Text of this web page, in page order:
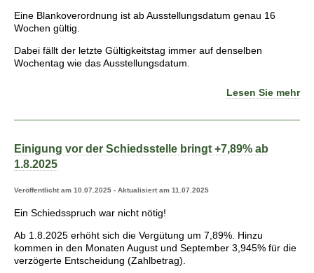
Eine Blankoverordnung ist ab Ausstellungsdatum genau 16
Wochen gültig.
Dabei fällt der letzte Gültigkeitstag immer auf denselben
Wochentag wie das Ausstellungsdatum.
Lesen Sie mehr
Einigung vor der Schiedsstelle bringt +7,89% ab
1.8.2025
Veröffentlicht am 10.07.2025 - Aktualisiert am 11.07.2025
Ein Schiedsspruch war nicht nötig!
Ab 1.8.2025 erhöht sich die Vergütung um 7,89%. Hinzu
kommen in den Monaten August und September 3,945% für die
verzögerte Entscheidung (Zahlbetrag).